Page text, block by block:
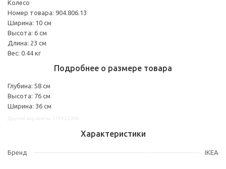
Колесо
Номер товара: 904.806.13
Ширина: 10 см
Высота: 6 см
Длина: 23 см
Вес: 0.44 кг
Подробнее о размере товара
Глубина: 58 см
Высота: 76 см
Ширина: 36 см
Характеристики
Бренд IKEA